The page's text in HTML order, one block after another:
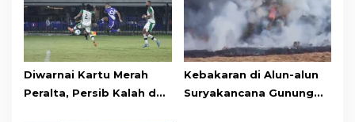
Diwarnai Kartu Merah
Peralta, Persib Kalah dari
Kebakaran di Alun-alun
Suryakancana Gunung